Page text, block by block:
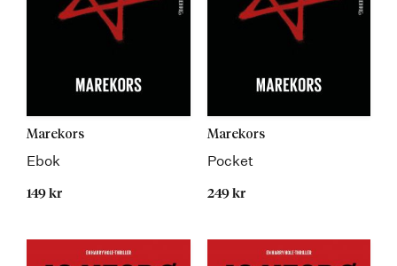
Marekors
Ebok
149 kr
Marekors
Pocket
249 kr